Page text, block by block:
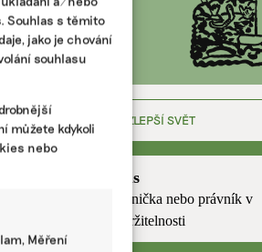
Souhlas s těmito
jako je chování
souhlasu
můžete kdykoli
nebo
Měření
PRÁCE, KTERÁ ZLEPŠÍ SVĚT
mutualus
Stáž: právnička nebo právník v
oblasti udržitelnosti